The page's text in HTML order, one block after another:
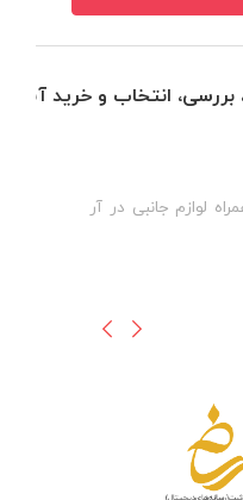
بررسی، انتخاب و خرید
لوازم جانبی در آر